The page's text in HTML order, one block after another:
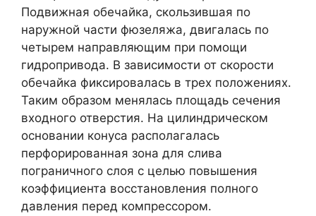
Подвижная обечайка, скользившая по
наружной части фюзеляжа, двигалась по
четырем направляющим при помощи
гидропривода. В зависимости от скорости
обечайка фиксировалась в трех положениях.
Таким образом менялась площадь сечения
входного отверстия. На цилиндрическом
основании конуса располагалась
перфорированная зона для слива
пограничного слоя с целью повышения
коэффициента восстановления полного
давления перед компрессором.